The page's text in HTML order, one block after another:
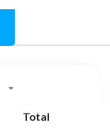
Total